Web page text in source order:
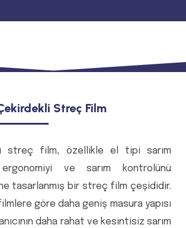
Streç Film
streç film, özellikle el tipi sarım
ve sarım kontrolünü
tasarlanmış bir streç film çeşididir.
göre daha geniş masura yapısı
daha rahat ve kesintisiz sarım